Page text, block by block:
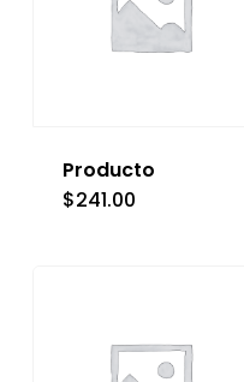
Producto
$241.00